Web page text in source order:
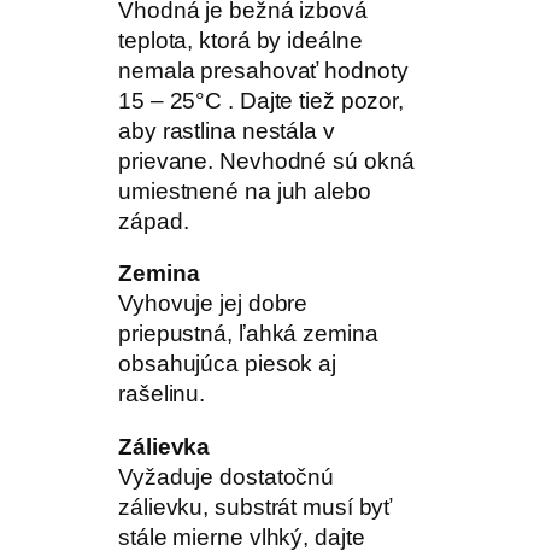
Vhodná je bežná izbová
teplota, ktorá by ideálne
nemala presahovať hodnoty
15 – 25°C . Dajte tiež pozor,
aby rastlina nestála v
prievane. Nevhodné sú okná
umiestnené na juh alebo
západ.
Zemina
Vyhovuje jej dobre
priepustná, ľahká zemina
obsahujúca piesok aj
rašelinu.
Zálievka
Vyžaduje dostatočnú
zálievku, substrát musí byť
stále mierne vlhký, dajte